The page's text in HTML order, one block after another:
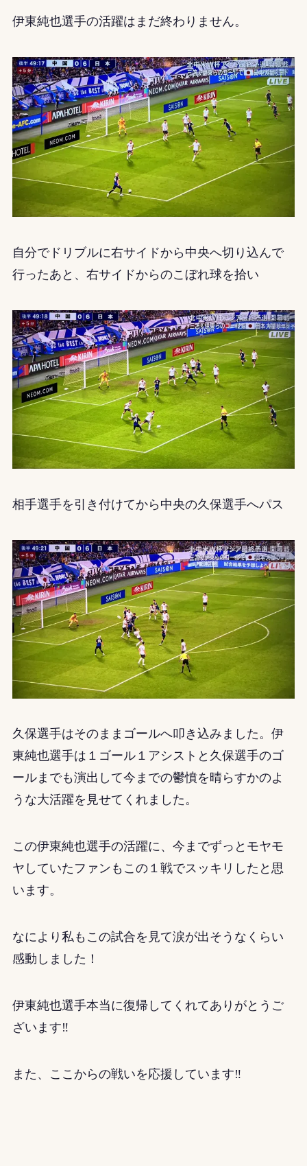
伊東純也選手の活躍はまだ終わりません。
自分でドリブルに右サイドから中央へ切り込んで
行ったあと、右サイドからのこぼれ球を拾い
相手選手を引き付けてから中央の久保選手へパス
久保選手はそのままゴールへ叩き込みました。伊
東純也選手は１ゴール１アシストと久保選手のゴ
ールまでも演出して今までの鬱憤を晴らすかのよ
うな大活躍を見せてくれました。
この伊東純也選手の活躍に、今までずっとモヤモ
ヤしていたファンもこの１戦でスッキリしたと思
います。
なにより私もこの試合を見て涙が出そうなくらい
感動しました！
伊東純也選手本当に復帰してくれてありがとうご
ざいます‼
また、ここからの戦いを応援しています‼